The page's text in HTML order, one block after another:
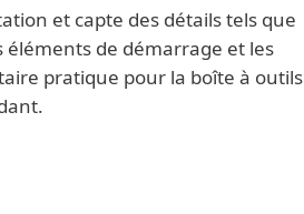
et capte des détails tels que
éléments de démarrage et les
pratique pour la boîte à outils